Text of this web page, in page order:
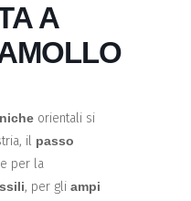
A
orientali si
il passo
per la
, per gli ampi